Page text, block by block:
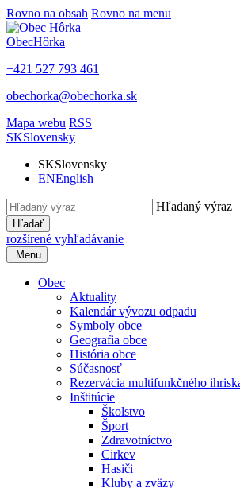
Rovno na obsah Rovno na menu
ObecHôrka
+421 527 793 461
obechorka@obechorka.sk
Mapa webu RSS
SKSlovensky
SKSlovensky
ENEnglish
Hľadaný výraz
Hľadať
rozšírené vyhľadávanie
Menu
Obec
Aktuality
Kalendár vývozu odpadu
Symboly obce
Geografia obce
História obce
Súčasnosť
Rezervácia multifunkčného
Inštitúcie
Školstvo
Šport
Zdravotníctvo
Cirkev
Hasiči
Kluby a zväzy